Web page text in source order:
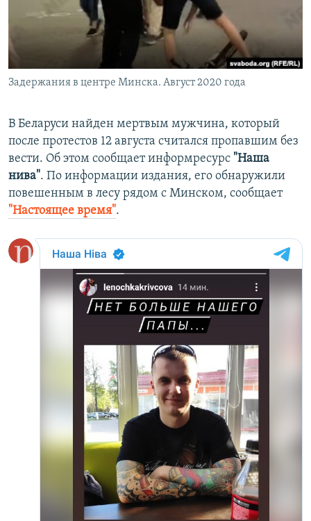
ПОБЕДИТЕЛЕЙ НЕ СУДЯТ?
КРЫМ.НЕПОКОРЕННЫЙ
УКРАИНСКАЯ ПРОБЛЕМА КРЫМА
ПРИСОЕДИНЯЙТЕСЬ!
Задержания в центре Минска. Август 2020 года
В Беларуси найден мертвым мужчина, который
после протестов 12 августа считался пропавшим без
вести. Об этом сообщает информресурс "Наша
нива". По информации издания, его обнаружили
повешенным в лесу рядом с Минском, сообщает
"Настоящее время".